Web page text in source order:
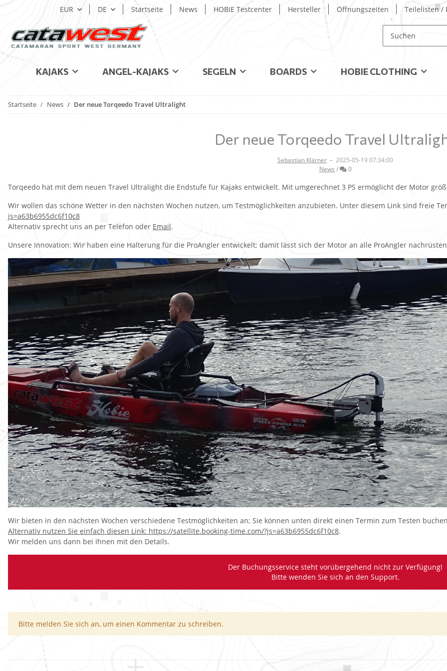
EUR DE Startseite News HOBIE Testcenter Hersteller Öffnungszeiten Teilelisten /
KAJAKS ANGEL-KAJAKS SEGELN BOARDS HOBIE CLOTHING
Startseite News Der neue Torqeedo Travel Ultralight
Der neue Torqeedo Travel
Sebastian Klärner – 2025-05-19 07:34:00
News / Kommentare
0
Torqeedo hat mit dem neuen Travel Ultralight die Endstufe für Kajaks entwickelt. Mit umgerechnet 3 PS ermöglicht der Motor
Wir wollen das schöne Wetter in den nächsten Wochen nutzen, um Testmöglichkeiten anzubieten. Unter diesem Link sind freie
js=a63b6955dc6f10c8
Alternativ sprecht uns an per Telefon oder Email.
Unsere Innovation: Wir haben eine Halterung für die ProAngler entwickelt; damit lässt sich der Motor an alle ProAngler
Wir bieten in den nächsten Wochen verschiedene Testmöglichkeiten an; Sie können unten direkt einen Termin zum Testen
Alternativ nutzen Sie einfach diesen Link: https://satellite.booking-time.com/?js=a63b6955dc6f10c8.
Wir melden uns dann bei Ihnen mit den Details.
x
Bitte melden Sie sich an, um einen Kommentar zu schreiben.